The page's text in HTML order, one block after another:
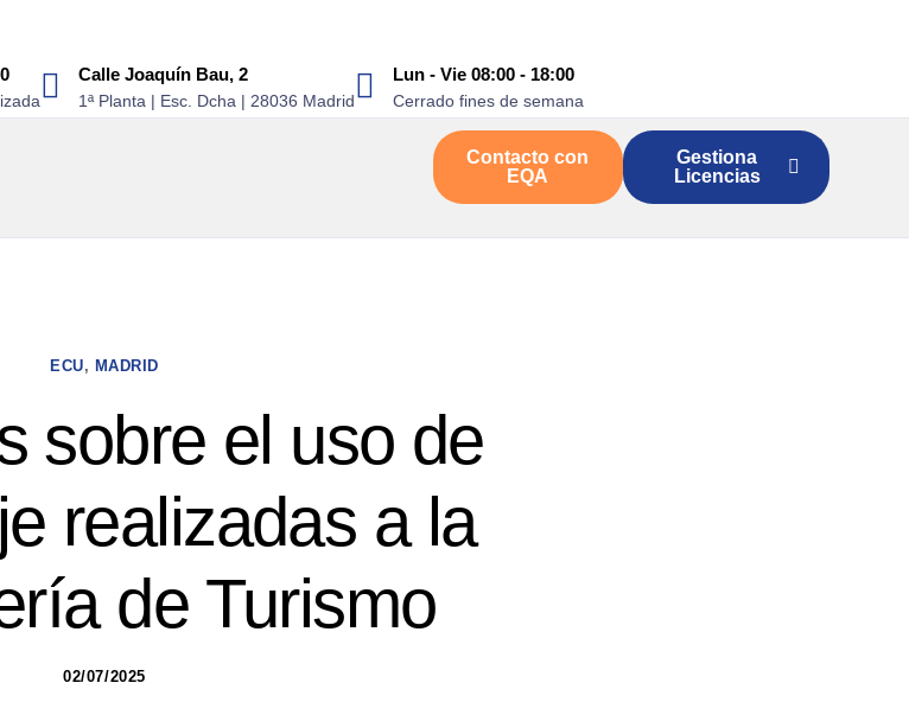
Calle Joaquín Bau, 2
1ª Planta | Esc. Dcha | 28036 Madrid
Lun - Vie 08:00 - 18:00
Cerrado fines de semana
Contacto con
EQA
Gestiona
Licencias
ECU, MADRID
sobre el uso de
realizadas a la
de Turismo
02/07/2025